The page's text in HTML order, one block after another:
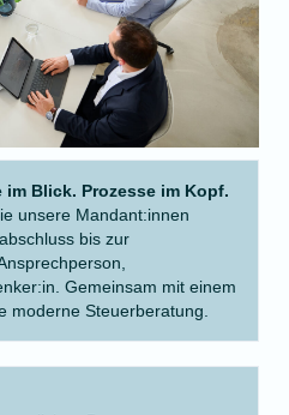
Blick. Prozesse im Kopf.
unsere Mandant:innen
bis zur
Gemeinsam mit einem
moderne Steuerberatung.